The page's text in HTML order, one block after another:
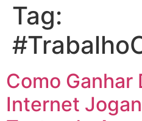
Tag:
Como Ganhar
Internet